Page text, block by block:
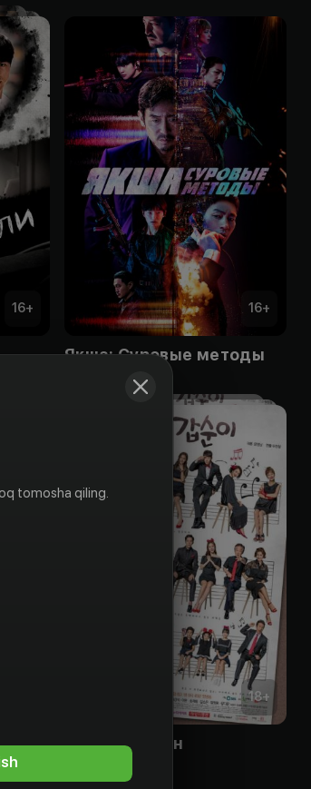
16+ 16+
Якша: Суровые методы
18+
Наша Кап-сун
tomosha qiling.